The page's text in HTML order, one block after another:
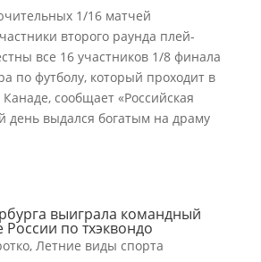
1/16 матчей
второго раунда плей-
все 16 участников 1/8 финала
по футболу, который проходит в
сообщает «Российская
день выдался богатым на драму
выиграла командный
России по тхэквондо
, Летние виды спорта